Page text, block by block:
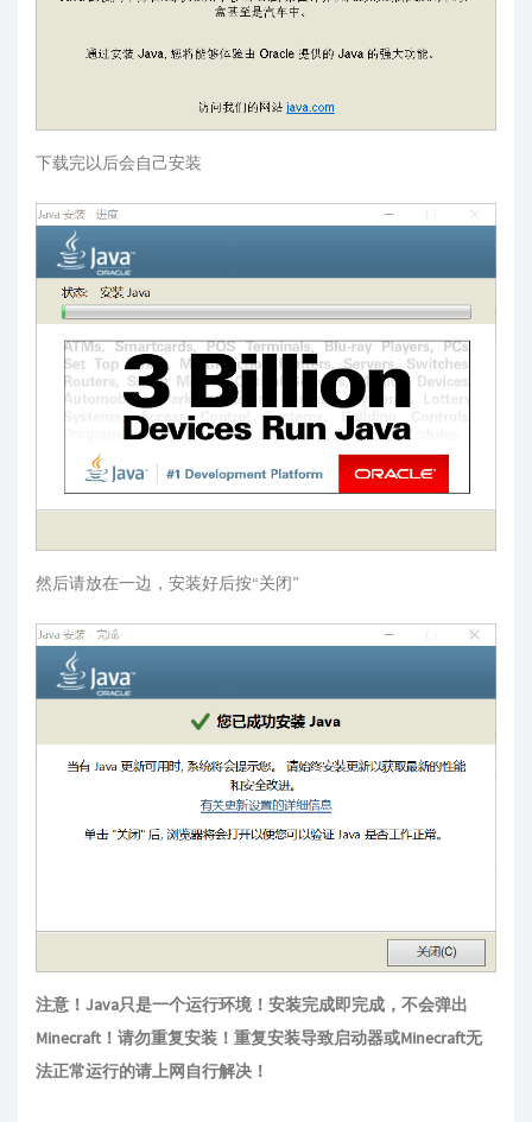
下载完以后会自己安装
然后请放在一边，安装好后按“关闭”
注意！Java只是一个运行环境！安装完成即完成，不会弹出
Minecraft！请勿重复安装！重复安装导致启动器或Minecraft无
法正常运行的请上网自行解决！